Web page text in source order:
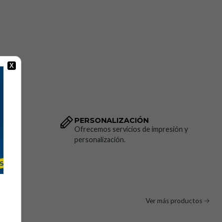
PERSONALIZACIÓN
Ofrecemos servicios de impresión y
personalización.
Ver más productos
X